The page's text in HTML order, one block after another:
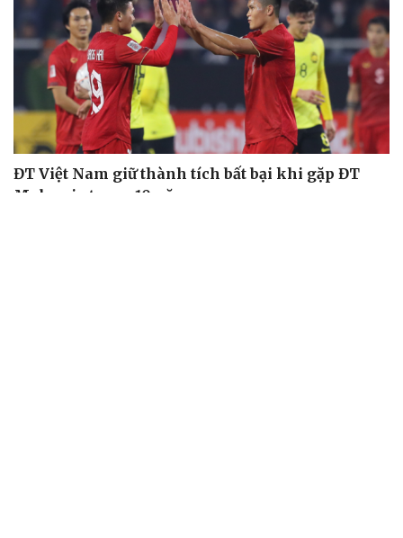
ĐT Việt Nam giữ thành tích bất bại khi gặp ĐT
Malaysia trong 10 năm